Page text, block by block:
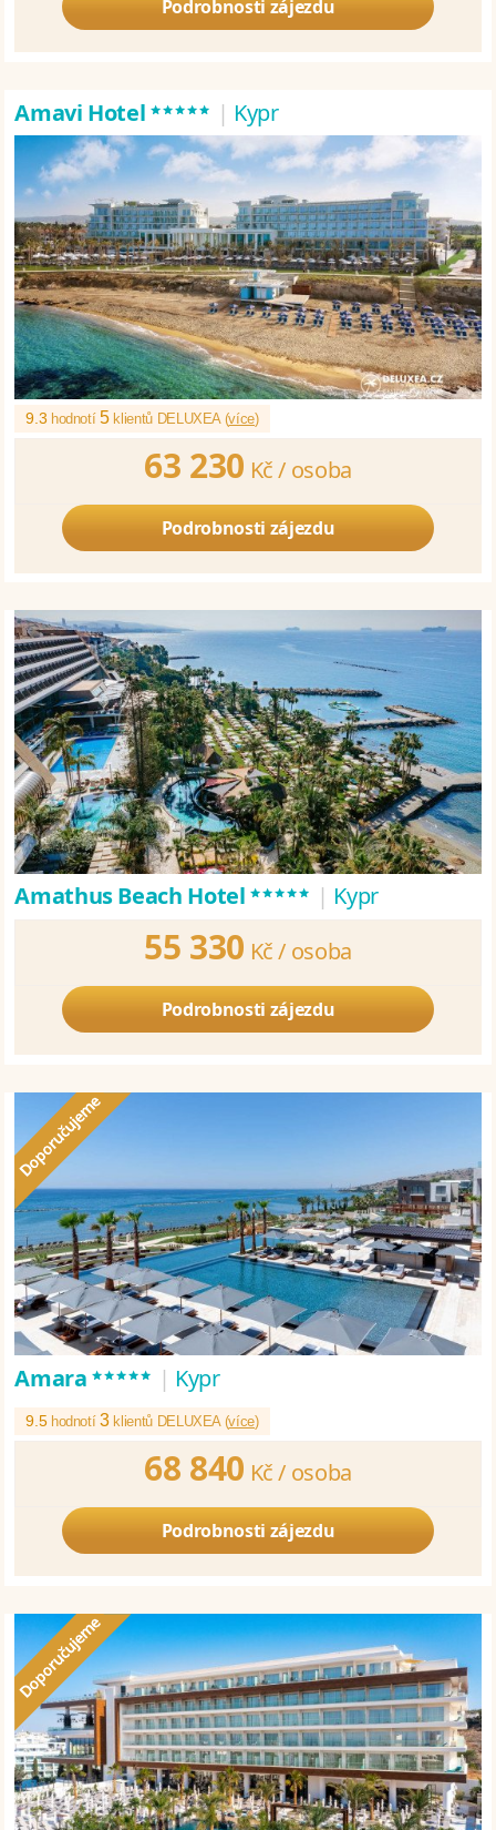
Podrobnosti zájezdu
Amavi Hotel***** | Kypr
9.3 hodnotí5klientů DELUXEA (více)
63 230 Kč / osoba
Podrobnosti zájezdu
Amathus Beach Hotel***** | Kypr
55 330 Kč / osoba
Podrobnosti zájezdu
Amara***** | Kypr
9.5 hodnotí3klientů DELUXEA (více)
68 840 Kč / osoba
Podrobnosti zájezdu